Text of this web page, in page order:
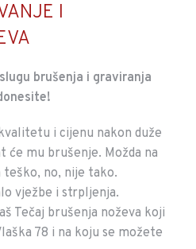
I
brušenja i graviranja
i cijenu nakon duže
mu brušenje. Možda na
teško, no, nije tako.
vježbe i strpljenja.
Tečaj brušenja noževa koji
78 i na koju se možete